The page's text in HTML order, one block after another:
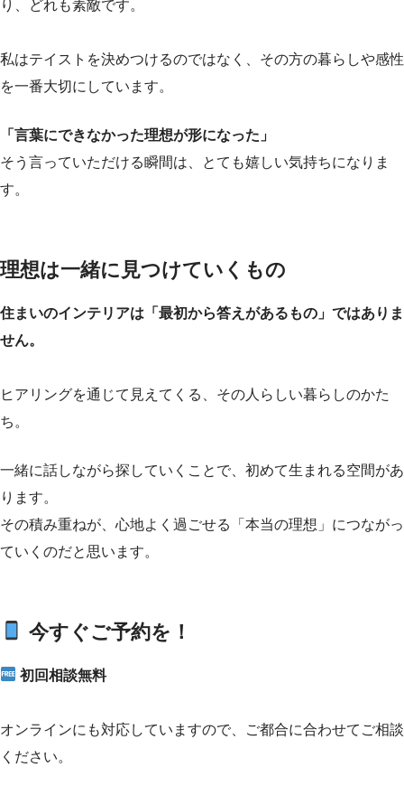
り、どれも素敵です。
私はテイストを決めつけるのではなく、その方の暮らしや感性
を一番大切にしています。
「言葉にできなかった理想が形になった」
そう言っていただける瞬間は、とても嬉しい気持ちになりま
す。
理想は一緒に見つけていくもの
住まいのインテリアは「最初から答えがあるもの」ではありま
せん。
ヒアリングを通じて見えてくる、その人らしい暮らしのかた
ち。
一緒に話しながら探していくことで、初めて生まれる空間があ
ります。
その積み重ねが、心地よく過ごせる「本当の理想」につながっ
ていくのだと思います。
今すぐご予約を！
初回相談無料
オンラインにも対応していますので、ご都合に合わせてご相談
ください。